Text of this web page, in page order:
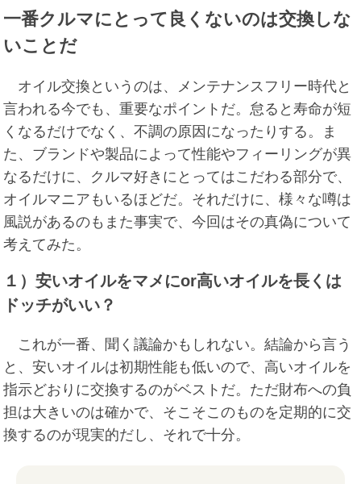
一番クルマにとって良くないのは交換しな
いことだ
オイル交換というのは、メンテナンスフリー時代と
言われる今でも、重要なポイントだ。怠ると寿命が短
くなるだけでなく、不調の原因になったりする。ま
た、ブランドや製品によって性能やフィーリングが異
なるだけに、クルマ好きにとってはこだわる部分で、
オイルマニアもいるほどだ。それだけに、様々な噂は
風説があるのもまた事実で、今回はその真偽について
考えてみた。
１）安いオイルをマメにor高いオイルを長くは
ドッチがいい？
これが一番、聞く議論かもしれない。結論から言う
と、安いオイルは初期性能も低いので、高いオイルを
指示どおりに交換するのがベストだ。ただ財布への負
担は大きいのは確かで、そこそこのものを定期的に交
換するのが現実的だし、それで十分。